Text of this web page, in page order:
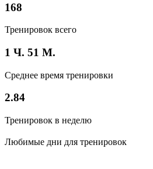
168
Тренировок всего
1 Ч. 51 М.
Среднее время тренировки
2.84
Тренировок в неделю
Любимые дни для тренировок